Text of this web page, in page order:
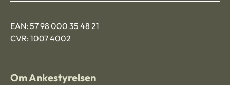
EAN: 57 98 000 35 48 21
CVR: 1007 4002
Om Ankestyrelsen